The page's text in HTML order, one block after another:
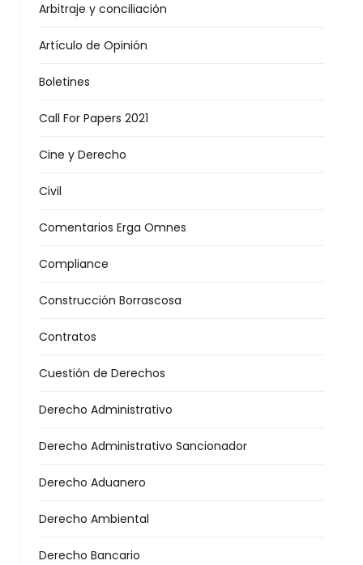
Arbitraje y conciliación
Artículo de Opinión
Boletines
Call For Papers 2021
Cine y Derecho
Civil
Comentarios Erga Omnes
Compliance
Construcción Borrascosa
Contratos
Cuestión de Derechos
Derecho Administrativo
Derecho Administrativo Sancionador
Derecho Aduanero
Derecho Ambiental
Derecho Bancario